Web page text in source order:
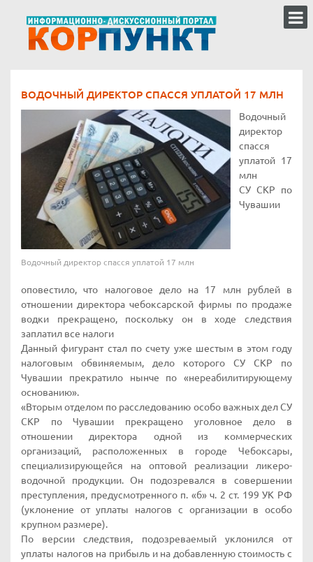
ВОДОЧНЫЙ ДИРЕКТОР СПАССЯ УПЛАТОЙ 17 МЛН
Водочный директор спасся уплатой 17 млн
Водочный
директор
спасся
уплатой 17
млн
СУ СКР по
Чувашии
оповестило, что налоговое дело на 17 млн рублей в
отношении директора чебоксарской фирмы по продаже
водки прекращено, поскольку он в ходе следствия
заплатил все налоги
Данный фигурант стал по счету уже шестым в этом году
налоговым обвиняемым, дело которого СУ СКР по
Чувашии прекратило нынче по «нереабилитирующему
основанию».
«Вторым отделом по расследованию особо важных дел СУ
СКР по Чувашии прекращено уголовное дело в
отношении директора одной из коммерческих
организаций, расположенных в городе Чебоксары,
специализирующейся на оптовой реализации ликеро-
водочной продукции. Он подозревался в совершении
преступления, предусмотренного п. «б» ч. 2 ст. 199 УК РФ
(уклонение от уплаты налогов с организации в особо
крупном размере).
По версии следствия, подозреваемый уклонился от
уплаты налогов на прибыль и на добавленную стоимость с